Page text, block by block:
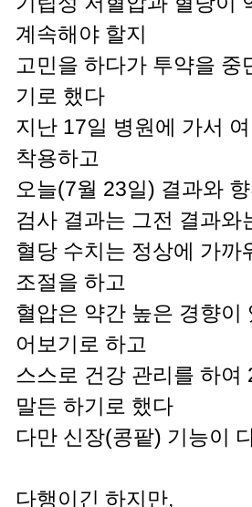
계속해야 할지
고민을 하다가 투약을 중
기로 했다
지난 17일 병원에 가서
착용하고
오늘(7월 23일) 결과와
검사 결과는 그전 결과
혈당 수치는 정상에 가까
조절을 하고
혈압은 약간 높은 경향
어보기로 하고
스스로 건강 관리를 하여
말든 하기로 했다
다만 신장(콩팥) 기능이
다행이긴 하지만,